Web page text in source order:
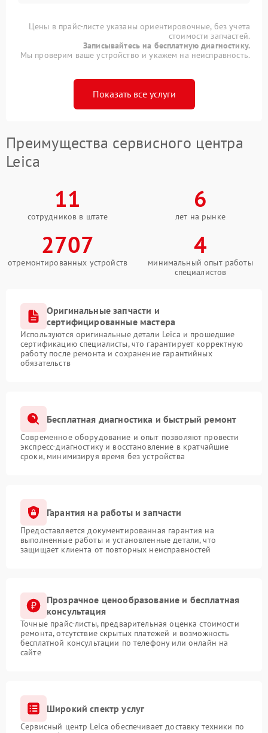
Цены в прайс-листе указаны ориентировочные, без учета
стоимости запчастей.
Записывайтесь на бесплатную диагностику.
Мы проверим ваше устройство и укажем на неисправность.
Показать все услуги
Преимущества сервисного центра
Leica
11
сотрудников в штате
6
лет на рынке
2707
отремонтированных устройств
4
минимальный опыт работы
специалистов
Оригинальные запчасти и
сертифицированные мастера
Используются оригинальные детали Leica и прошедшие
сертификацию специалисты, что гарантирует корректную
работу после ремонта и сохранение гарантийных
обязательств
Бесплатная диагностика и быстрый ремонт
Современное оборудование и опыт позволяют провести
экспресс-диагностику и восстановление в кратчайшие
сроки, минимизируя время без устройства
Гарантия на работы и запчасти
Предоставляется документированная гарантия на
выполненные работы и установленные детали, что
защищает клиента от повторных неисправностей
Прозрачное ценообразование и бесплатная
консультация
Точные прайс-листы, предварительная оценка стоимости
ремонта, отсутствие скрытых платежей и возможность
бесплатной консультации по телефону или онлайн на
сайте
Широкий спектр услуг
Сервисный центр Leica обеспечивает доставку техники по